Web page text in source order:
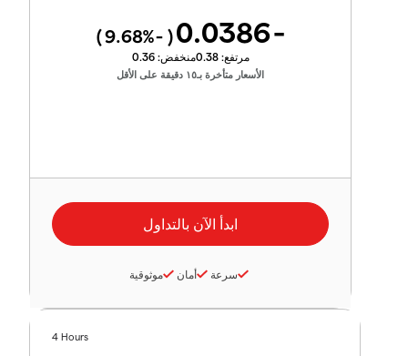
-0.0386
(
-9.68
%)
مرتفع:0.38منخفض:0.36
الأسعار متأخرة بـ١٥ دقيقة على الأقل
سرعة أمان موثوقية
4 Hours